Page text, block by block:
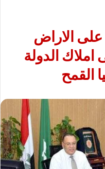
على الاراض
املاك الدولة
القمح